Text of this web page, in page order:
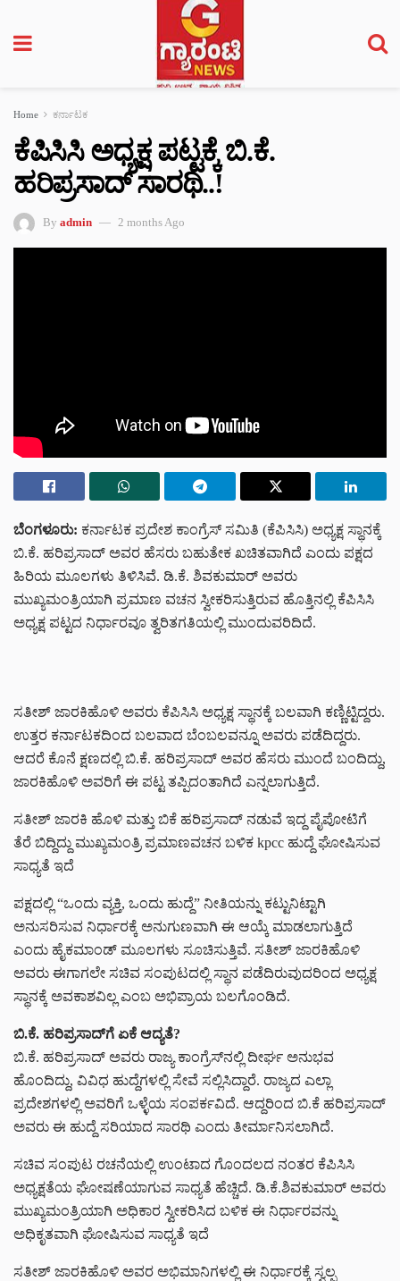
Home ಕರ್ನಾಟಕ
ಕೆಪಿಸಿಸಿ ಅಧ್ಯಕ್ಷ ಪಟ್ಟಕ್ಕೆ ಬಿ.ಕೆ.
ಹರಿಪ್ರಸಾದ್ ಸಾರಥಿ..!
By admin 2 months Ago
ಬೆಂಗಳೂರು: ಕರ್ನಾಟಕ ಪ್ರದೇಶ ಕಾಂಗ್ರೆಸ್ ಸಮಿತಿ (ಕೆಪಿಸಿಸಿ) ಅಧ್ಯಕ್ಷ ಸ್ಥಾನಕ್ಕೆ
ಬಿ.ಕೆ. ಹರಿಪ್ರಸಾದ್ ಅವರ ಹೆಸರು ಬಹುತೇಕ ಖಚಿತವಾಗಿದೆ ಎಂದು ಪಕ್ಷದ
ಹಿರಿಯ ಮೂಲಗಳು ತಿಳಿಸಿವೆ. ಡಿ.ಕೆ. ಶಿವಕುಮಾರ್ ಅವರು
ಮುಖ್ಯಮಂತ್ರಿಯಾಗಿ ಪ್ರಮಾಣ ವಚನ ಸ್ವೀಕರಿಸುತ್ತಿರುವ ಹೊತ್ತಿನಲ್ಲಿ ಕೆಪಿಸಿಸಿ
ಅಧ್ಯಕ್ಷ ಪಟ್ಟದ ನಿರ್ಧಾರವೂ ತ್ವರಿತಗತಿಯಲ್ಲಿ ಮುಂದುವರಿದಿದೆ.
ಸತೀಶ್ ಜಾರಕಿಹೊಳಿ ಅವರು ಕೆಪಿಸಿಸಿ ಅಧ್ಯಕ್ಷ ಸ್ಥಾನಕ್ಕೆ ಬಲವಾಗಿ ಕಣ್ಣಿಟ್ಟಿದ್ದರು.
ಉತ್ತರ ಕರ್ನಾಟಕದಿಂದ ಬಲವಾದ ಬೆಂಬಲವನ್ನೂ ಅವರು ಪಡೆದಿದ್ದರು.
ಆದರೆ ಕೊನೆ ಕ್ಷಣದಲ್ಲಿ ಬಿ.ಕೆ. ಹರಿಪ್ರಸಾದ್ ಅವರ ಹೆಸರು ಮುಂದೆ ಬಂದಿದ್ದು,
ಜಾರಕಿಹೊಳಿ ಅವರಿಗೆ ಈ ಪಟ್ಟ ತಪ್ಪಿದಂತಾಗಿದೆ ಎನ್ನಲಾಗುತ್ತಿದೆ.
ಸತೀಶ್‌ ಜಾರಕಿ ಹೊಳಿ ಮತ್ತು ಬಿಕೆ ಹರಿಪ್ರಸಾದ್‌ ನಡುವೆ ಇದ್ದ ಪೈಪೋಟಿಗೆ
ತೆರೆ ಬಿದ್ದಿದ್ದು ಮುಖ್ಯಮಂತ್ರಿ ಪ್ರಮಾಣವಚನ ಬಳಿಕ kpcc ಹುದ್ದೆ ಘೋಷಿಸುವ
ಸಾಧ್ಯತೆ ಇದೆ
ಪಕ್ಷದಲ್ಲಿ “ಒಂದು ವ್ಯಕ್ತಿ, ಒಂದು ಹುದ್ದೆ” ನೀತಿಯನ್ನು ಕಟ್ಟುನಿಟ್ಟಾಗಿ
ಅನುಸರಿಸುವ ನಿರ್ಧಾರಕ್ಕೆ ಅನುಗುಣವಾಗಿ ಈ ಆಯ್ಕೆ ಮಾಡಲಾಗುತ್ತಿದೆ
ಎಂದು ಹೈಕಮಾಂಡ್ ಮೂಲಗಳು ಸೂಚಿಸುತ್ತಿವೆ. ಸತೀಶ್ ಜಾರಕಿಹೊಳಿ
ಅವರು ಈಗಾಗಲೇ ಸಚಿವ ಸಂಪುಟದಲ್ಲಿ ಸ್ಥಾನ ಪಡೆದಿರುವುದರಿಂದ ಅಧ್ಯಕ್ಷ
ಸ್ಥಾನಕ್ಕೆ ಅವಕಾಶವಿಲ್ಲ ಎಂಬ ಅಭಿಪ್ರಾಯ ಬಲಗೊಂಡಿದೆ.
ಬಿ.ಕೆ. ಹರಿಪ್ರಸಾದ್ಗೆ ಏಕೆ ಆದ್ಯತೆ?
ಬಿ.ಕೆ. ಹರಿಪ್ರಸಾದ್ ಅವರು ರಾಜ್ಯ ಕಾಂಗ್ರೆಸ್‌ನಲ್ಲಿ ದೀರ್ಘ ಅನುಭವ
ಹೊಂದಿದ್ದು, ವಿವಿಧ ಹುದ್ದೆಗಳಲ್ಲಿ ಸೇವೆ ಸಲ್ಲಿಸಿದ್ದಾರೆ. ರಾಜ್ಯದ ಎಲ್ಲಾ
ಪ್ರದೇಶಗಳಲ್ಲಿ ಅವರಿಗೆ ಒಳ್ಳೆಯ ಸಂಪರ್ಕವಿದೆ. ಆದ್ದರಿಂದ ಬಿ.ಕೆ ಹರಿಪ್ರಸಾದ್‌
ಅವರು ಈ ಹುದ್ದೆ ಸರಿಯಾದ ಸಾರಥಿ ಎಂದು ತೀರ್ಮಾನಿಸಲಾಗಿದೆ.
ಸಚಿವ ಸಂಪುಟ ರಚನೆಯಲ್ಲಿ ಉಂಟಾದ ಗೊಂದಲದ ನಂತರ ಕೆಪಿಸಿಸಿ
ಅಧ್ಯಕ್ಷತೆಯ ಘೋಷಣೆಯಾಗುವ ಸಾಧ್ಯತೆ ಹೆಚ್ಚಿದೆ. ಡಿ.ಕೆ.ಶಿವಕುಮಾರ್ ಅವರು
ಮುಖ್ಯಮಂತ್ರಿಯಾಗಿ ಅಧಿಕಾರ ಸ್ವೀಕರಿಸಿದ ಬಳಿಕ ಈ ನಿರ್ಧಾರವನ್ನು
ಅಧಿಕೃತವಾಗಿ ಘೋಷಿಸುವ ಸಾಧ್ಯತೆ ಇದೆ
ಸತೀಶ್ ಜಾರಕಿಹೊಳಿ ಅವರ ಅಭಿಮಾನಿಗಳಲ್ಲಿ ಈ ನಿರ್ಧಾರಕ್ಕೆ ಸ್ವಲ್ಪ